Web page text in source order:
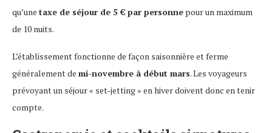
qu’une taxe de séjour de 5 € par personne pour un maximum
de 10 nuits.
L’établissement fonctionne de façon saisonnière et ferme
généralement de mi-novembre à début mars. Les voyageurs
prévoyant un séjour « set-jetting » en hiver doivent donc en tenir
compte.